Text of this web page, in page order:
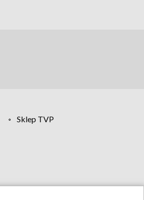
Sklep TVP